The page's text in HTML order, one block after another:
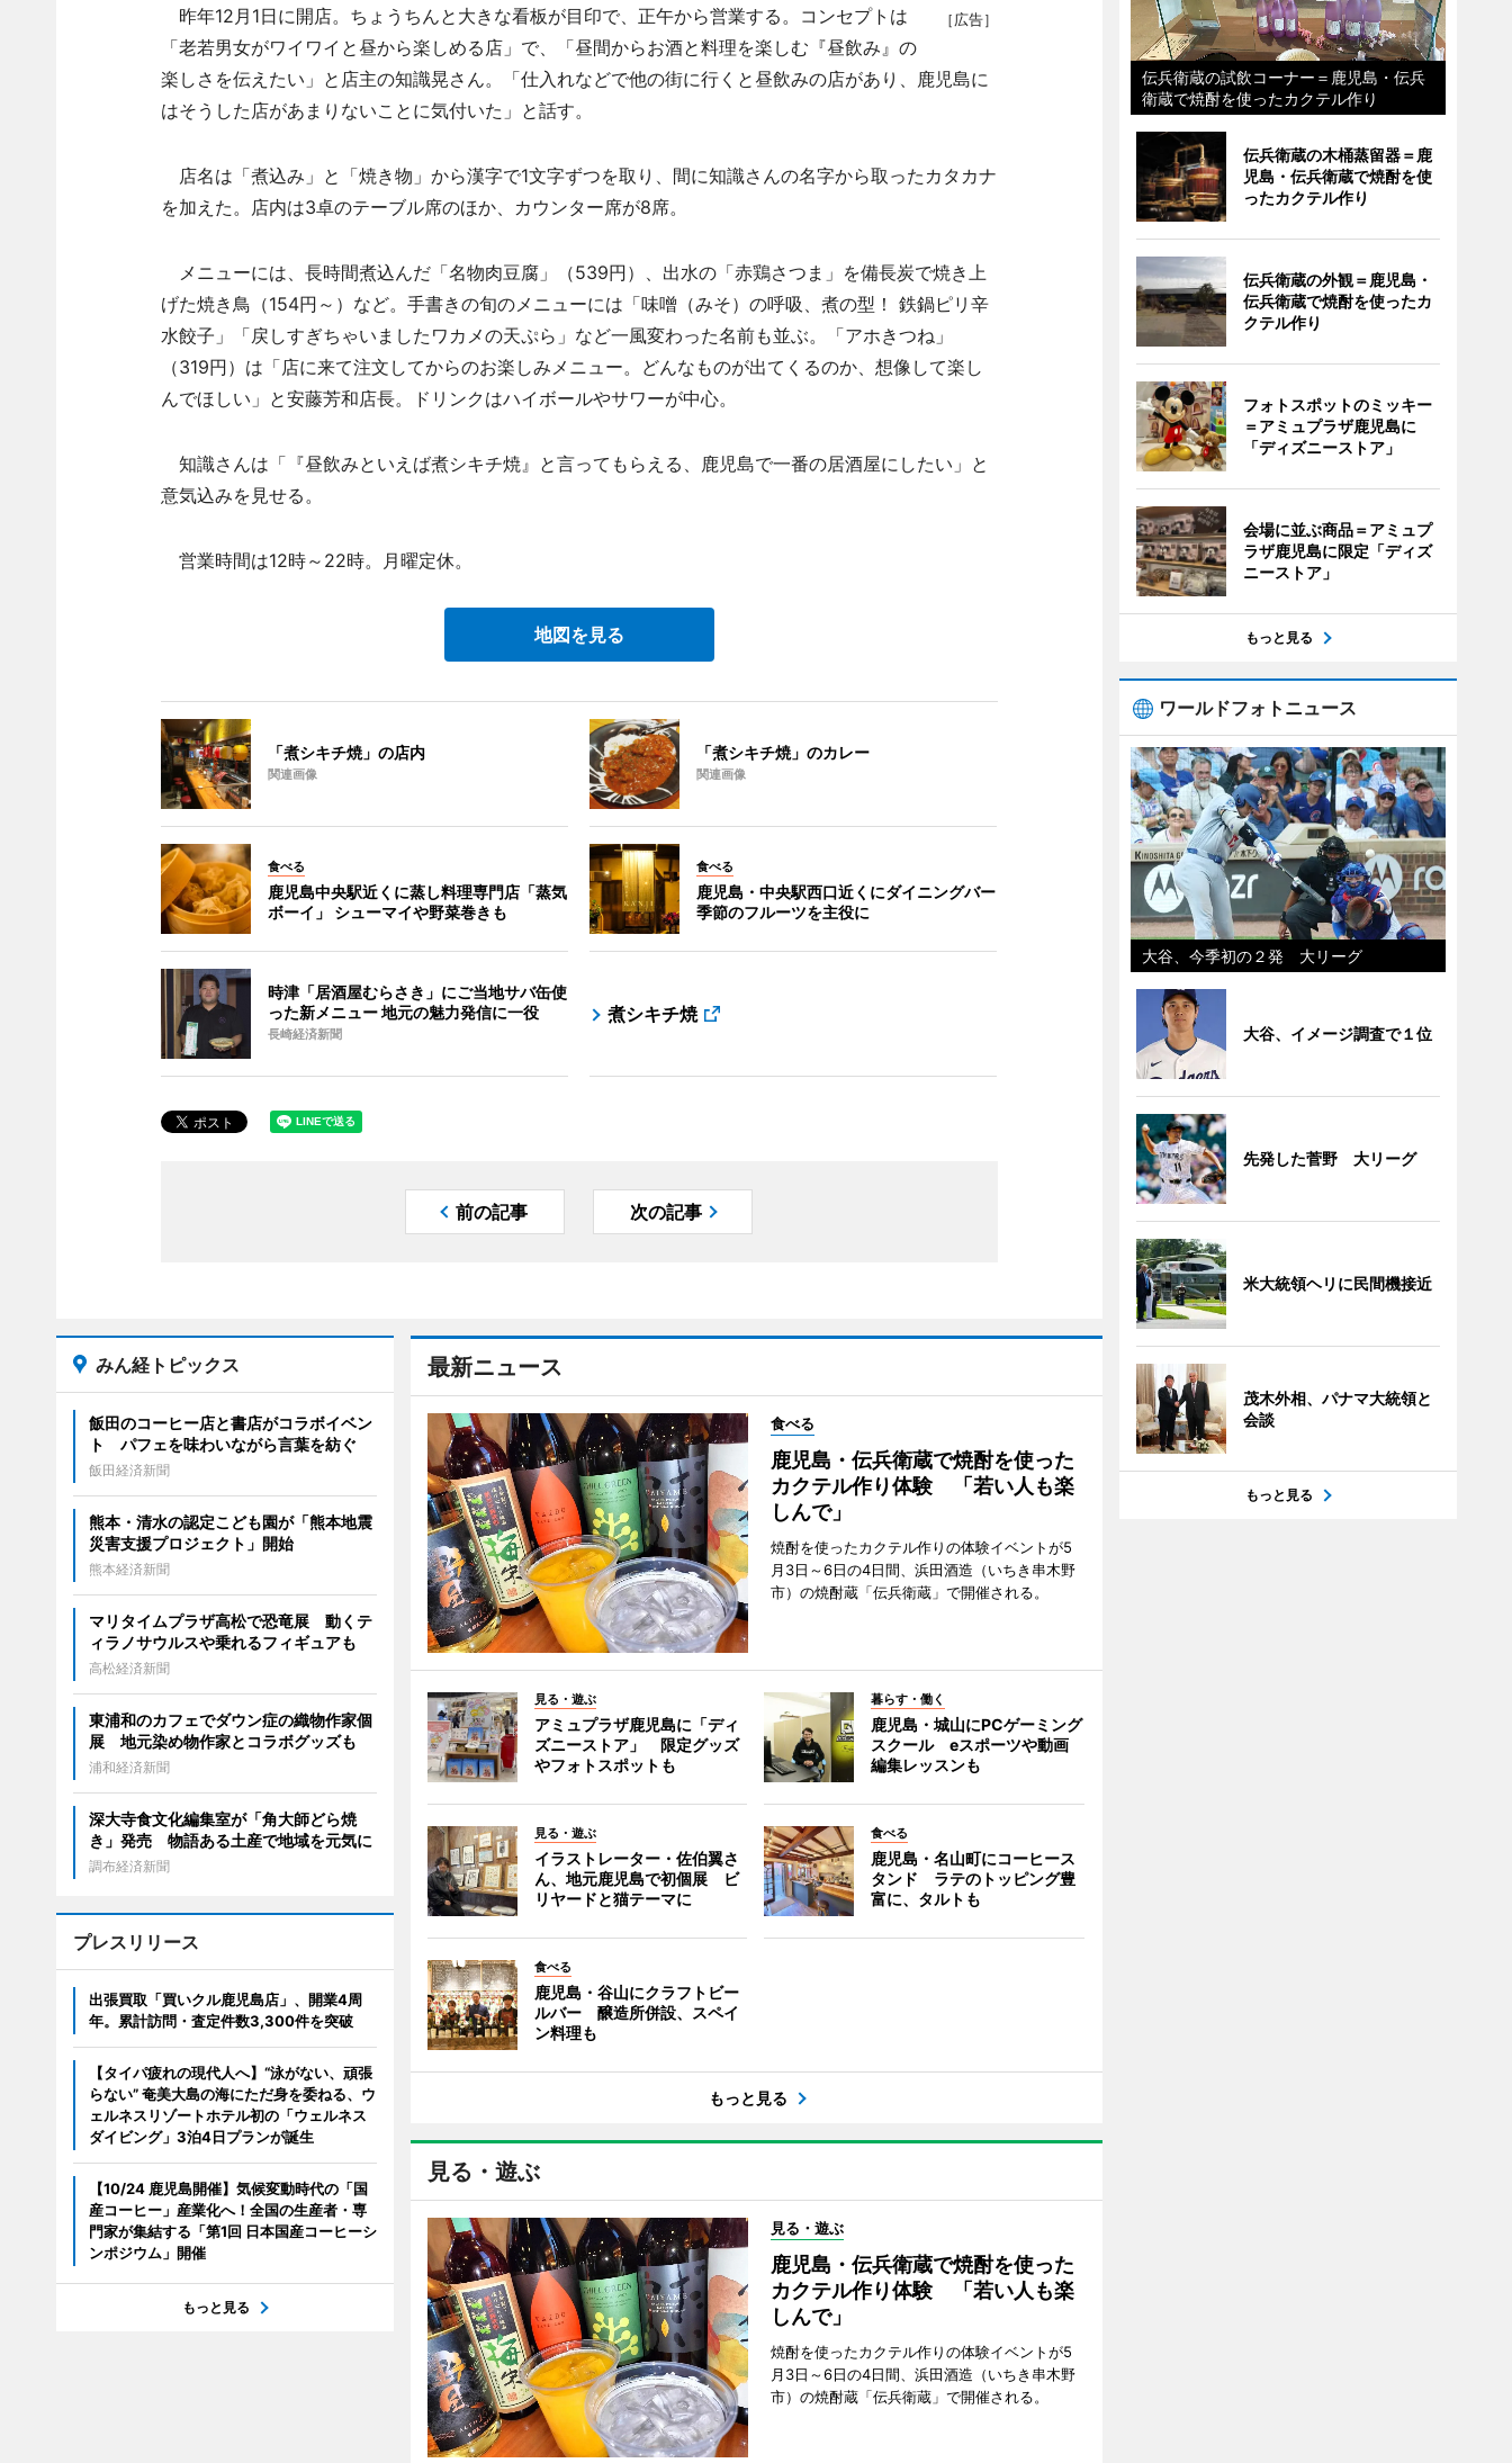
［広告］
昨年12月1日に開店。ちょうちんと大きな看板が目印で、正午から営業する。コンセプトは
「老若男女がワイワイと昼から楽しめる店」で、「昼間からお酒と料理を楽しむ『昼飲み』の
楽しさを伝えたい」と店主の知識晃さん。「仕入れなどで他の街に行くと昼飲みの店があり、鹿児島に
はそうした店があまりないことに気付いた」と話す。
店名は「煮込み」と「焼き物」から漢字で1文字ずつを取り、間に知識さんの名字から取ったカタカナ
を加えた。店内は3卓のテーブル席のほか、カウンター席が8席。
メニューには、長時間煮込んだ「名物肉豆腐」（539円）、出水の「赤鶏さつま」を備長炭で焼き上
げた焼き鳥（154円～）など。手書きの旬のメニューには「味噌（みそ）の呼吸、煮の型！ 鉄鍋ピリ辛
水餃子」「戻しすぎちゃいましたワカメの天ぷら」など一風変わった名前も並ぶ。「アホきつね」
（319円）は「店に来て注文してからのお楽しみメニュー。どんなものが出てくるのか、想像して楽し
んでほしい」と安藤芳和店長。ドリンクはハイボールやサワーが中心。
知識さんは「『昼飲みといえば煮シキチ焼』と言ってもらえる、鹿児島で一番の居酒屋にしたい」と
意気込みを見せる。
営業時間は12時～22時。月曜定休。
地図を見る
「煮シキチ焼」の店内
関連画像
「煮シキチ焼」のカレー
関連画像
食べる
鹿児島中央駅近くに蒸し料理専門店「蒸気
ボーイ」 シューマイや野菜巻きも
食べる
鹿児島・中央駅西口近くにダイニングバー
季節のフルーツを主役に
時津「居酒屋むらさき」にご当地サバ缶使
った新メニュー 地元の魅力発信に一役
長崎経済新聞
煮シキチ焼
前の記事 次の記事
最新ニュース
食べる
鹿児島・伝兵衛蔵で焼酎を使った
カクテル作り体験 「若い人も楽
しんで」
焼酎を使ったカクテル作りの体験イベントが5
月3日～6日の4日間、浜田酒造（いちき串木野
市）の焼酎蔵「伝兵衛蔵」で開催される。
見る・遊ぶ
アミュプラザ鹿児島に「ディ
ズニーストア」 限定グッズ
やフォトスポットも
暮らす・働く
鹿児島・城山にPCゲーミング
スクール eスポーツや動画
編集レッスンも
見る・遊ぶ
イラストレーター・佐伯翼さ
ん、地元鹿児島で初個展 ビ
リヤードと猫テーマに
食べる
鹿児島・名山町にコーヒース
タンド ラテのトッピング豊
富に、タルトも
食べる
鹿児島・谷山にクラフトビー
ルバー 醸造所併設、スペイ
ン料理も
もっと見る
見る・遊ぶ
見る・遊ぶ
鹿児島・伝兵衛蔵で焼酎を使った
カクテル作り体験 「若い人も楽
しんで」
焼酎を使ったカクテル作りの体験イベントが5
月3日～6日の4日間、浜田酒造（いちき串木野
市）の焼酎蔵「伝兵衛蔵」で開催される。
みん経トピックス
飯田のコーヒー店と書店がコラボイベン
ト パフェを味わいながら言葉を紡ぐ
飯田経済新聞
熊本・清水の認定こども園が「熊本地震
災害支援プロジェクト」開始
熊本経済新聞
マリタイムプラザ高松で恐竜展 動くテ
ィラノサウルスや乗れるフィギュアも
高松経済新聞
東浦和のカフェでダウン症の織物作家個
展 地元染め物作家とコラボグッズも
浦和経済新聞
深大寺食文化編集室が「角大師どら焼
き」発売 物語ある土産で地域を元気に
調布経済新聞
プレスリリース
出張買取「買いクル鹿児島店」、開業4周
年。累計訪問・査定件数3,300件を突破
【タイパ疲れの現代人へ】“泳がない、頑張
らない” 奄美大島の海にただ身を委ねる、ウ
ェルネスリゾートホテル初の「ウェルネス
ダイビング」3泊4日プランが誕生
【10/24 鹿児島開催】気候変動時代の「国
産コーヒー」産業化へ！全国の生産者・専
門家が集結する「第1回 日本国産コーヒーシ
ンポジウム」開催
もっと見る
伝兵衛蔵の試飲コーナー＝鹿児島・伝兵
衛蔵で焼酎を使ったカクテル作り
伝兵衛蔵の木桶蒸留器＝鹿
児島・伝兵衛蔵で焼酎を使
ったカクテル作り
伝兵衛蔵の外観＝鹿児島・
伝兵衛蔵で焼酎を使ったカ
クテル作り
フォトスポットのミッキー
＝アミュプラザ鹿児島に
「ディズニーストア」
会場に並ぶ商品＝アミュプ
ラザ鹿児島に限定「ディズ
ニーストア」
もっと見る
ワールドフォトニュース
大谷、今季初の２発 大リーグ
大谷、イメージ調査で１位
先発した菅野 大リーグ
米大統領ヘリに民間機接近
茂木外相、パナマ大統領と
会談
もっと見る